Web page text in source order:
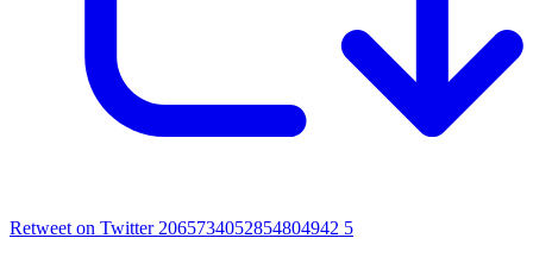
Retweet on Twitter 2065734052854804942 5